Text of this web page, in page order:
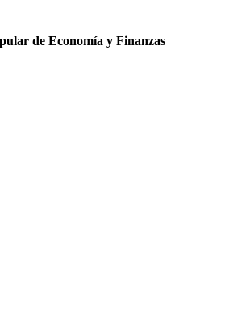
de Economía y Finanzas